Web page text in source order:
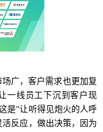
广，客户需求也更加复
一线员工下沉到客户现
是“让听得见炮火的人呼
反应，做出决策，因为